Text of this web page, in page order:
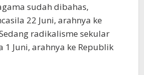
sudah dibahas,
22 Juni, arahnya ke
radikalisme sekular
1 Juni, arahnya ke Republik